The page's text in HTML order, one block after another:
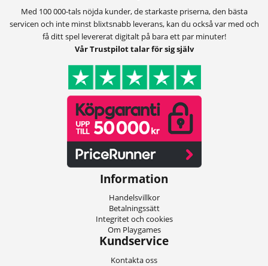
Med 100 000-tals nöjda kunder, de starkaste priserna, den bästa
servicen och inte minst blixtsnabb leverans, kan du också var med och
få ditt spel levererat digitalt på bara ett par minuter!
Vår Trustpilot talar för sig själv
Information
Handelsvillkor
Betalningssätt
Integritet och cookies
Om Playgames
Kundservice
Kontakta oss